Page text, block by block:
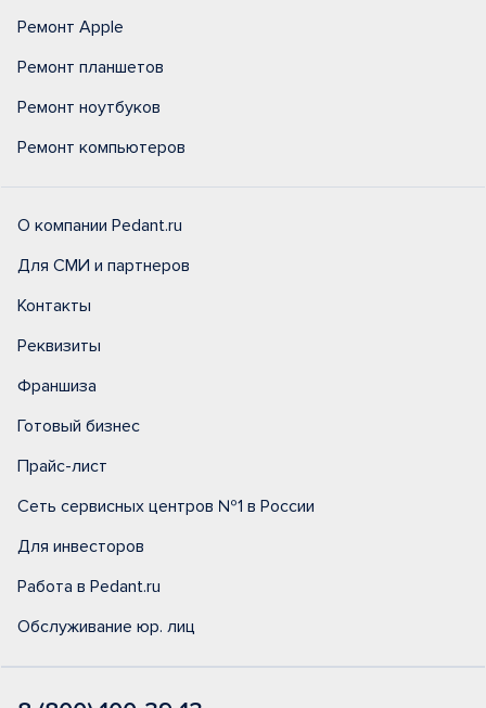
Ремонт Apple
Ремонт планшетов
Ремонт ноутбуков
Ремонт компьютеров
О компании Pedant.ru
Для СМИ и партнеров
Контакты
Реквизиты
Франшиза
Готовый бизнес
Прайс-лист
Сеть сервисных центров №1 в России
Для инвесторов
Работа в Pedant.ru
Обслуживание юр. лиц